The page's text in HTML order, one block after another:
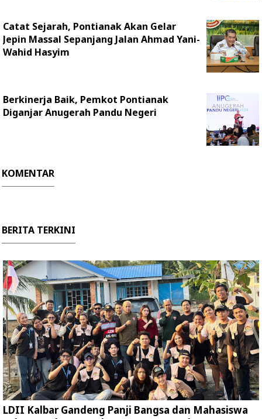
Catat Sejarah, Pontianak Akan Gelar
Jepin Massal Sepanjang Jalan Ahmad Yani-
Wahid Hasyim
Berkinerja Baik, Pemkot Pontianak
Diganjar Anugerah Pandu Negeri
KOMENTAR
BERITA TERKINI
LDII Kalbar Gandeng Panji Bangsa dan Mahasiswa